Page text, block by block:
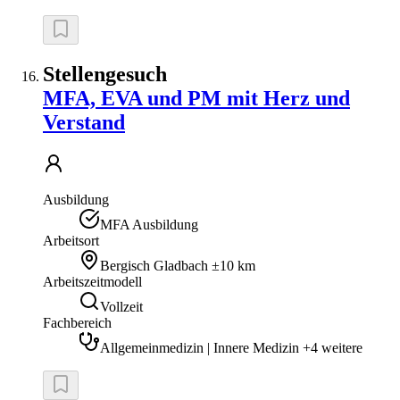
Stellengesuch
MFA, EVA und PM mit Herz und
Verstand
Ausbildung
MFA Ausbildung
Arbeitsort
Bergisch Gladbach ±10 km
Arbeitszeitmodell
Vollzeit
Fachbereich
Allgemeinmedizin | Innere Medizin +4 weitere